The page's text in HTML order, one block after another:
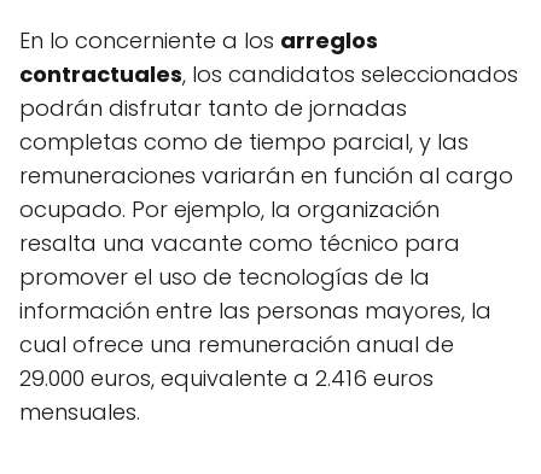
En lo concerniente a los arreglos
contractuales, los candidatos seleccionados
podrán disfrutar tanto de jornadas
completas como de tiempo parcial, y las
remuneraciones variarán en función al cargo
ocupado. Por ejemplo, la organización
resalta una vacante como técnico para
promover el uso de tecnologías de la
información entre las personas mayores, la
cual ofrece una remuneración anual de
29.000 euros, equivalente a 2.416 euros
mensuales.